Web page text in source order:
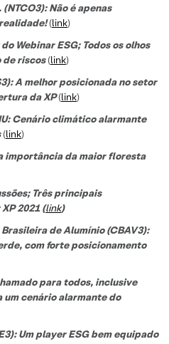
Não é apenas
(link)
Webinar ESG; Todos os olhos
de riscos(link)
A melhor posicionada no setor
da XP(link)
Cenário climático alarmante
(link)
importância da maior floresta
Três principais
2021 (link)
de Alumínio (CBAV3):
com forte posicionamento
para todos, inclusive
um cenário alarmante do
Um player ESG bem equipado